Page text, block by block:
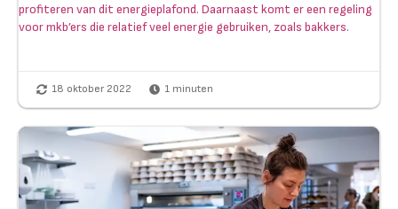
profiteren van dit energieplafond. Daarnaast komt er een regeling
voor mkb’ers die relatief veel energie gebruiken, zoals bakkers.
18 oktober 2022 1 minuten